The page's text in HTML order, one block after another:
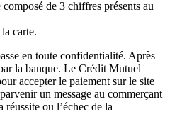
de 3 chiffres présents au
carte.
en toute confidentialité. Après
la banque. Le Crédit Mutuel
accepter le paiement sur le site
un message au commerçant
ou l’échec de la